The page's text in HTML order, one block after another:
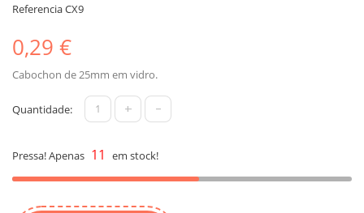
ReferenciaCX9
0,29 €
Cabochon de 25mm em vidro.
Quantidade: + -
Pressa! Apenas 11 em stock!